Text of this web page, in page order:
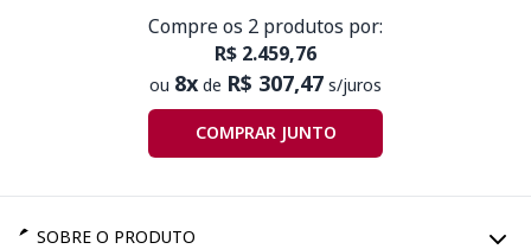
Compre os 2 produtos por:
R$ 2.459,76
ou 8x de R$ 307,47 s/juros
COMPRAR JUNTO
SOBRE O PRODUTO